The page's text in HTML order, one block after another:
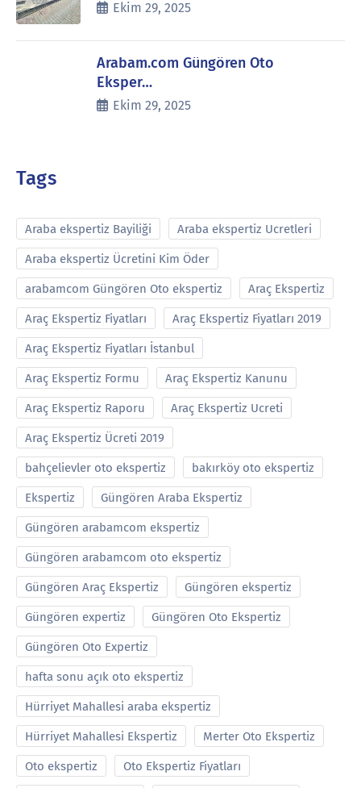
Ekim 29, 2025
Arabam.com Güngören Oto
Eksper…
Ekim 29, 2025
Tags
Araba ekspertiz Bayiliği Araba ekspertiz Ucretleri
Araba ekspertiz Ücretini Kim Öder
arabamcom Güngören Oto ekspertiz Araç Ekspertiz
Araç Ekspertiz Fiyatları Araç Ekspertiz Fiyatları 2019
Araç Ekspertiz Fiyatları İstanbul
Araç Ekspertiz Formu Araç Ekspertiz Kanunu
Araç Ekspertiz Raporu Araç Ekspertiz Ucreti
Araç Ekspertiz Ücreti 2019
bahçelievler oto ekspertiz bakırköy oto ekspertiz
Ekspertiz Güngören Araba Ekspertiz
Güngören arabamcom ekspertiz
Güngören arabamcom oto ekspertiz
Güngören Araç Ekspertiz Güngören ekspertiz
Güngören expertiz Güngören Oto Ekspertiz
Güngören Oto Expertiz
hafta sonu açık oto ekspertiz
Hürriyet Mahallesi araba ekspertiz
Hürriyet Mahallesi Ekspertiz Merter Oto Ekspertiz
Oto ekspertiz Oto Ekspertiz Fiyatları